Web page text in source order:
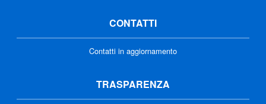
CONTATTI
Contatti in aggiornamento
TRASPARENZA